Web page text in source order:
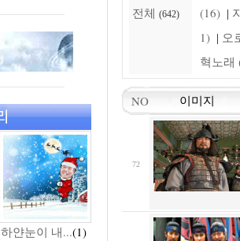
하얀눈이 내...(1)
전체 (642)
(16) |
1) | 오
혁노래
NO 이미지
72